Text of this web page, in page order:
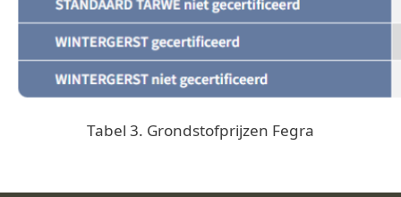
Tabel 3. Grondstofprijzen Fegra